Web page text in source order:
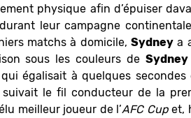
physique afin d’épuiser
leur campagne
matchs à domicile, Sydney a
sous les couleurs de Sydney
égalisait à quelques
le fil conducteur de la
meilleur joueur de l’AFC Cupet,